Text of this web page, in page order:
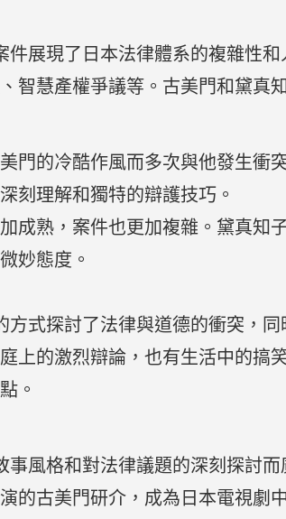
件展現了日本法律體系的複雜性
智慧產權爭議等。古美門和黛真
門的冷酷作風而多次與他發生衝
刻理解和獨特的辯護技巧。
成熟，案件也更加複雜。黛真
妙態度。
方式探討了法律與道德的衝突，
上的激烈辯論，也有生活中的搞
。
事風格和對法律議題的深刻探討
的古美門研介，成為日本電視劇